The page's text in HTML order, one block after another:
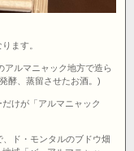
ます。
アルマニャック地方で造ら
酵、蒸留させたお酒。)
けが「アルマニャック
ド・モンタルのブドウ畑